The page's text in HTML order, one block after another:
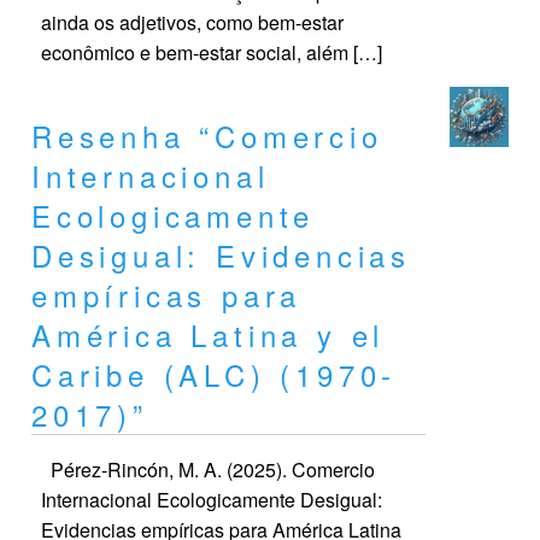
ainda os adjetivos, como bem-estar
econômico e bem-estar social, além […]
Resenha “Comercio
Internacional
Ecologicamente
Desigual: Evidencias
empíricas para
América Latina y el
Caribe (ALC) (1970-
2017)”
Pérez-Rincón, M. A. (2025). Comercio
Internacional Ecologicamente Desigual:
Evidencias empíricas para América Latina